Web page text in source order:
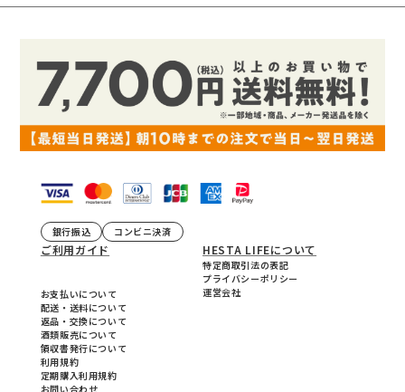
銀行振込 コンビニ決済
ご利用ガイド
お支払いについて
配送・送料について
返品・交換について
酒類販売について
領収書発行について
利用規約
定期購入利用規約
お問い合わせ
HESTA LIFEについて
特定商取引法の表記
プライバシーポリシー
運営会社